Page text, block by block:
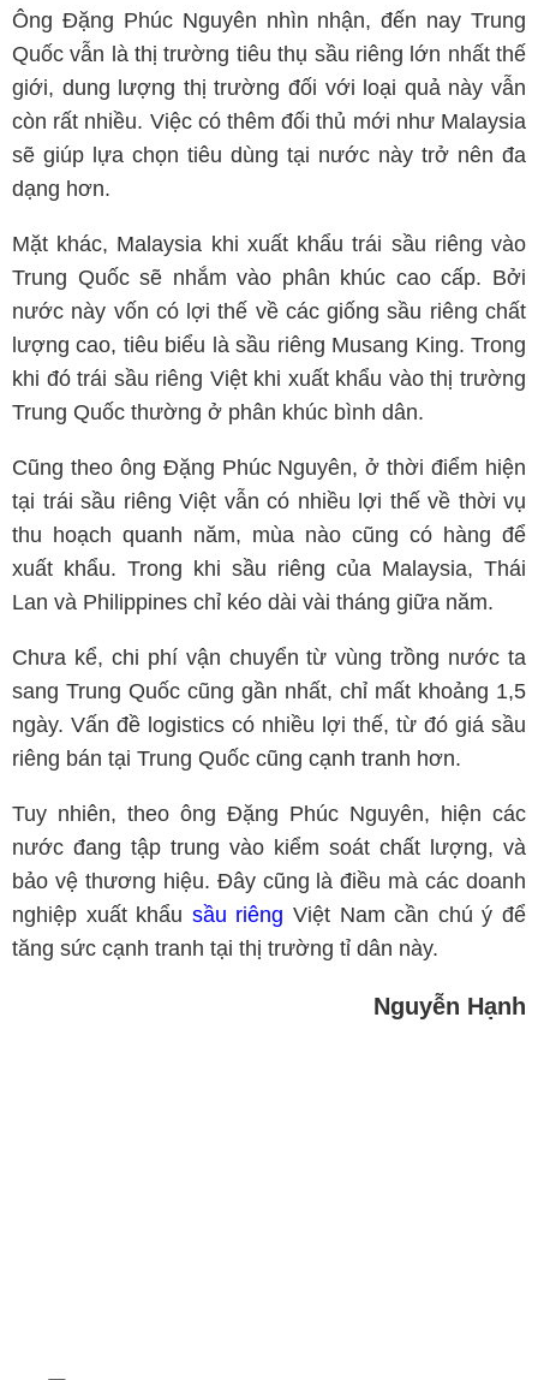
Ông Đặng Phúc Nguyên nhìn nhận, đến nay Trung
Quốc vẫn là thị trường tiêu thụ sầu riêng lớn nhất thế
giới, dung lượng thị trường đối với loại quả này vẫn
còn rất nhiều. Việc có thêm đối thủ mới như Malaysia
sẽ giúp lựa chọn tiêu dùng tại nước này trở nên đa
dạng hơn.
Mặt khác, Malaysia khi xuất khẩu trái sầu riêng vào
Trung Quốc sẽ nhắm vào phân khúc cao cấp. Bởi
nước này vốn có lợi thế về các giống sầu riêng chất
lượng cao, tiêu biểu là sầu riêng Musang King. Trong
khi đó trái sầu riêng Việt khi xuất khẩu vào thị trường
Trung Quốc thường ở phân khúc bình dân.
Cũng theo ông Đặng Phúc Nguyên, ở thời điểm hiện
tại trái sầu riêng Việt vẫn có nhiều lợi thế về thời vụ
thu hoạch quanh năm, mùa nào cũng có hàng để
xuất khẩu. Trong khi sầu riêng của Malaysia, Thái
Lan và Philippines chỉ kéo dài vài tháng giữa năm.
Chưa kể, chi phí vận chuyển từ vùng trồng nước ta
sang Trung Quốc cũng gần nhất, chỉ mất khoảng 1,5
ngày. Vấn đề logistics có nhiều lợi thế, từ đó giá sầu
riêng bán tại Trung Quốc cũng cạnh tranh hơn.
Tuy nhiên, theo ông Đặng Phúc Nguyên, hiện các
nước đang tập trung vào kiểm soát chất lượng, và
bảo vệ thương hiệu. Đây cũng là điều mà các doanh
nghiệp xuất khẩu sầu riêng Việt Nam cần chú ý để
tăng sức cạnh tranh tại thị trường tỉ dân này.
Nguyễn Hạnh